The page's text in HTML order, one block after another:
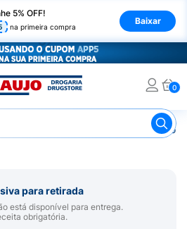
5% OFF!
na primeira compra
Baixar
0
Remédio para Sistema Nervoso
para retirada
está disponível para entrega.
obrigatória.